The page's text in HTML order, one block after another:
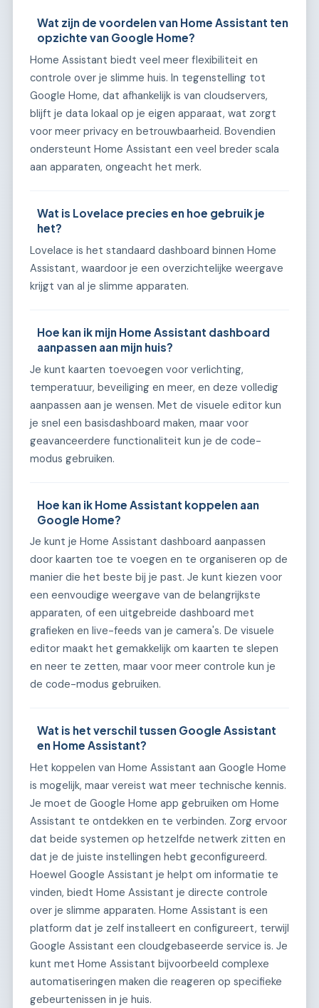
Wat zijn de voordelen van Home Assistant ten
opzichte van Google Home?
Home Assistant biedt veel meer flexibiliteit en
controle over je slimme huis. In tegenstelling tot
Google Home, dat afhankelijk is van cloudservers,
blijft je data lokaal op je eigen apparaat, wat zorgt
voor meer privacy en betrouwbaarheid. Bovendien
ondersteunt Home Assistant een veel breder scala
aan apparaten, ongeacht het merk.
Wat is Lovelace precies en hoe gebruik je
het?
Lovelace is het standaard dashboard binnen Home
Assistant, waardoor je een overzichtelijke weergave
krijgt van al je slimme apparaten.
Hoe kan ik mijn Home Assistant dashboard
aanpassen aan mijn huis?
Je kunt kaarten toevoegen voor verlichting,
temperatuur, beveiliging en meer, en deze volledig
aanpassen aan je wensen. Met de visuele editor kun
je snel een basisdashboard maken, maar voor
geavanceerdere functionaliteit kun je de code-
modus gebruiken.
Hoe kan ik Home Assistant koppelen aan
Google Home?
Je kunt je Home Assistant dashboard aanpassen
door kaarten toe te voegen en te organiseren op de
manier die het beste bij je past. Je kunt kiezen voor
een eenvoudige weergave van de belangrijkste
apparaten, of een uitgebreide dashboard met
grafieken en live-feeds van je camera's. De visuele
editor maakt het gemakkelijk om kaarten te slepen
en neer te zetten, maar voor meer controle kun je
de code-modus gebruiken.
Wat is het verschil tussen Google Assistant
en Home Assistant?
Het koppelen van Home Assistant aan Google Home
is mogelijk, maar vereist wat meer technische kennis.
Je moet de Google Home app gebruiken om Home
Assistant te ontdekken en te verbinden. Zorg ervoor
dat beide systemen op hetzelfde netwerk zitten en
dat je de juiste instellingen hebt geconfigureerd.
Hoewel Google Assistant je helpt om informatie te
vinden, biedt Home Assistant je directe controle
over je slimme apparaten. Home Assistant is een
platform dat je zelf installeert en configureert, terwijl
Google Assistant een cloudgebaseerde service is. Je
kunt met Home Assistant bijvoorbeeld complexe
automatiseringen maken die reageren op specifieke
gebeurtenissen in je huis.